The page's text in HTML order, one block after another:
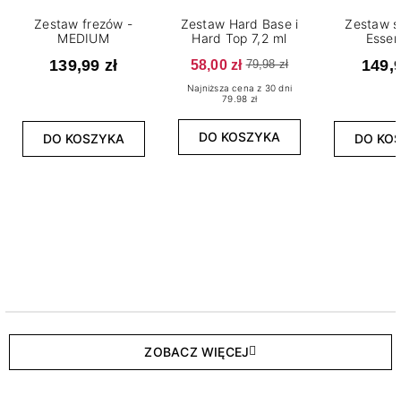
Zestaw frezów -
MEDIUM
139,99 zł
DO KOSZYKA
Zestaw Hard Base i
Hard Top 7,2 ml
58,00 zł 79,98 zł
Najniższa cena z 30 dni
79.98 zł
DO KOSZYKA
Zestaw
DO
ZOBACZ WIĘCEJ